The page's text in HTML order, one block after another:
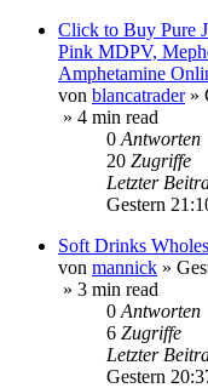
Click to Buy Pure
Pink MDPV,
Amphetamine
von blancatrader»
» 4 min read
0 Antworten
20 Zugriffe
Letzter
Gestern
Soft Drinks
von mannick »
» 3 min read
0 Antworten
6 Zugriffe
Letzter
Gestern